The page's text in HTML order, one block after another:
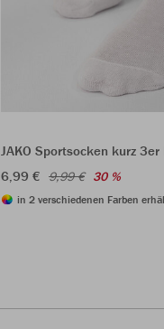
JAKO Sportsocken kurz 3er
6,99 € 9,99 € 30 %
in 2 verschiedenen Farben